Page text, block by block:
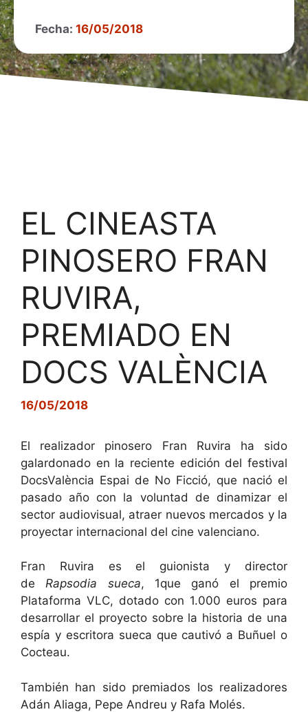
Fecha: 16/05/2018
EL CINEASTA
PINOSERO FRAN
RUVIRA,
PREMIADO EN
DOCS VALÈNCIA
16/05/2018
El realizador pinosero Fran Ruvira ha sido
galardonado en la reciente edición del festival
DocsValència Espai de No Ficció, que nació el
pasado año con la voluntad de dinamizar el
sector audiovisual, atraer nuevos mercados y la
proyectar internacional del cine valenciano.
Fran Ruvira es el guionista y director
deRapsodia sueca, 1que ganó el premio
Plataforma VLC, dotado con 1.000 euros para
desarrollar el proyecto sobre la historia de una
espía y escritora sueca que cautivó a Buñuel o
Cocteau.
También han sido premiados los realizadores
Adán Aliaga, Pepe Andreu y Rafa Molés.